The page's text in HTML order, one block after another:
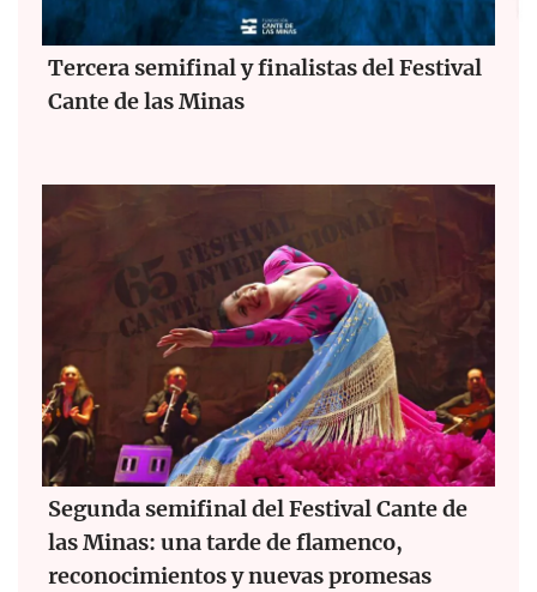
Tercera semifinal y finalistas del Festival
Cante de las Minas
Segunda semifinal del Festival Cante de
las Minas: una tarde de flamenco,
reconocimientos y nuevas promesas